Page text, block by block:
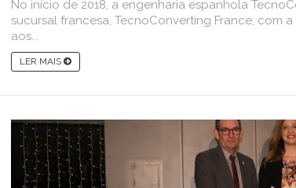
No início de 2018, a engenharia espanhola
sucursal francesa, TecnoConverting France, com
aos...
LER MAIS